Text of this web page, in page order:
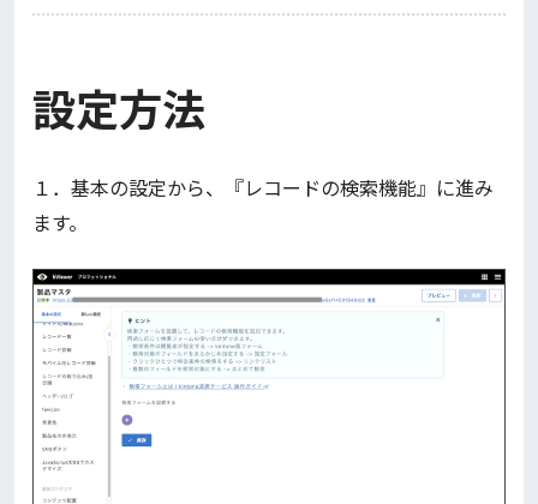
設定方法
１．基本の設定から、『レコードの検索機能』に進み
ます。